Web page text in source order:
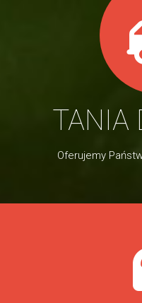
TANIA
Oferujemy